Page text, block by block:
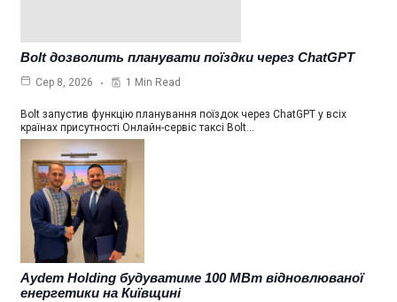
Bolt дозволить планувати поїздки через ChatGPT
Сер 8, 2026 1 Min Read
Bolt запустив функцію планування поїздок через ChatGPT у всіх
країнах присутності Онлайн-сервіс таксі Bolt…
Aydem Holding будуватиме 100 МВт відновлюваної
енергетики на Київщині